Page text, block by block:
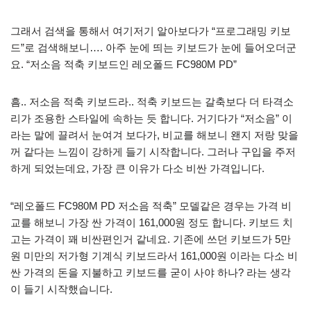
그래서 검색을 통해서 여기저기 알아보다가 “프로그래밍 키보
드”로 검색해보니…. 아주 눈에 띄는 키보드가 눈에 들어오더군
요. “저소음 적축 키보드인 레오폴드 FC980M PD”
흠.. 저소음 적축 키보드라.. 적축 키보드는 갈축보다 더 타격소
리가 조용한 스타일에 속하는 듯 합니다. 거기다가 “저소음” 이
라는 말에 끌려서 눈여겨 보다가, 비교를 해보니 왠지 저랑 맞을
꺼 같다는 느낌이 강하게 들기 시작합니다. 그러나 구입을 주저
하게 되었는데요, 가장 큰 이유가 다소 비싼 가격입니다.
“레오폴드 FC980M PD 저소음 적축” 모델같은 경우는 가격 비
교를 해보니 가장 싼 가격이 161,000원 정도 합니다. 키보드 치
고는 가격이 꽤 비싼편인거 같네요. 기존에 쓰던 키보드가 5만
원 미만의 저가형 기계식 키보드라서 161,000원 이라는 다소 비
싼 가격의 돈을 지불하고 키보드를 굳이 사야 하나? 라는 생각
이 들기 시작했습니다.